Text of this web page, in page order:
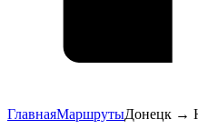
ГлавнаяМаршрутыДонецк →